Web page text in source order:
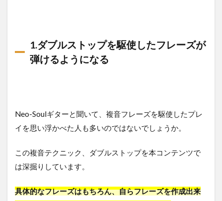
1.ダブルストップを駆使したフレーズが
弾けるようになる
Neo-Soulギターと聞いて、複音フレーズを駆使したプレ
イを思い浮かべた人も多いのではないでしょうか。
この複音テクニック、ダブルストップを本コンテンツで
は深掘りしています。
具体的なフレーズはもちろん、自らフレーズを作成出来